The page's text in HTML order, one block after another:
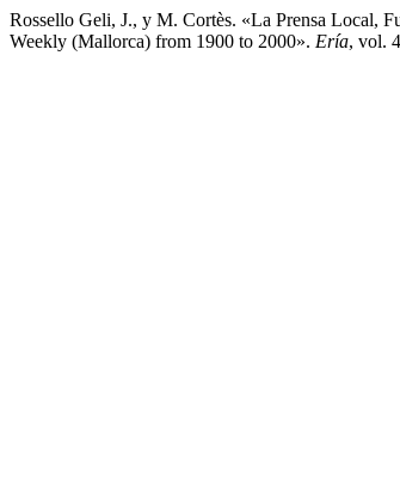
Rossello Geli, J., y M. Cortès. «La Prensa Local,
Weekly (Mallorca) from 1900 to 2000». Ería, vol.